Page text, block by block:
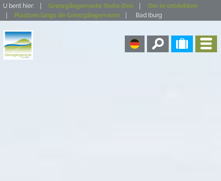
U bent hier: Grenzgängerroute Teuto-Ems
Om te ontdekken
Plaatsen langs de Grenzgängerroute
Bad Iburg